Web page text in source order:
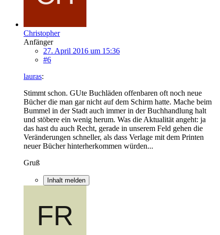
Christopher
Anfänger
27. April 2016 um 15:36
#6
lauras:
Stimmt schon. GUte Buchläden offenbaren oft noch neue
Bücher die man gar nicht auf dem Schirm hatte. Mache beim
Bummel in der Stadt auch immer in der Buchhandlung halt
und stöbere ein wenig herum. Was die Aktualität angeht: ja
das hast du auch Recht, gerade in unserem Feld gehen die
Veränderungen schneller, als dass Verlage mit dem Printen
neuer Bücher hinterherkommen würden...
Gruß
Inhalt melden